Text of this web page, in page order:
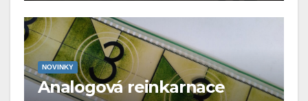
NOVINKY
Analogová reinkarnace